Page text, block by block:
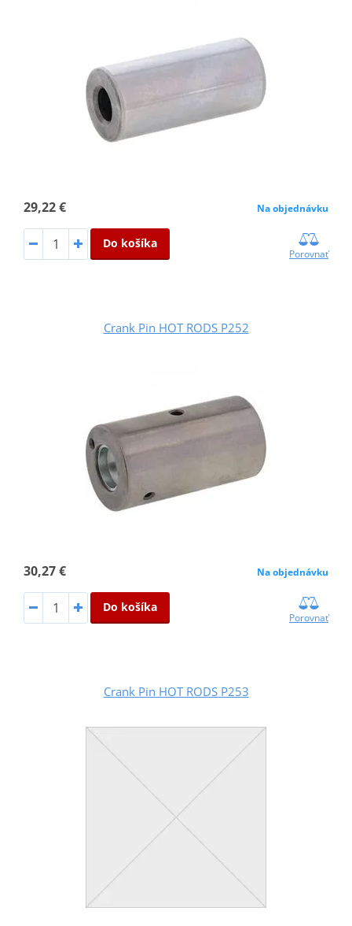
29,22 € Na objednávku
Do košíka
Porovnať
Crank Pin HOT RODS P252
30,27 € Na objednávku
Do košíka
Porovnať
Crank Pin HOT RODS P253